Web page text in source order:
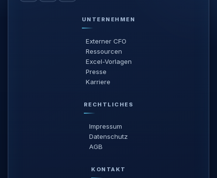
UNTERNEHMEN
Externer CFO
Ressourcen
Excel-Vorlagen
Presse
Karriere
RECHTLICHES
Impressum
Datenschutz
AGB
KONTAKT